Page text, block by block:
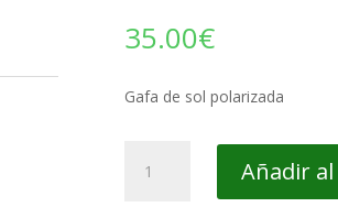
35.00€
Gafa de sol polarizada
499
Añadir